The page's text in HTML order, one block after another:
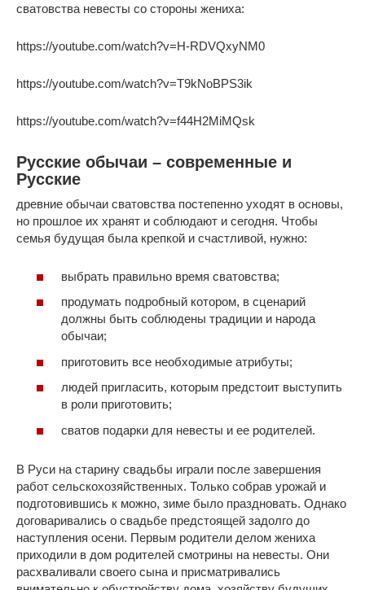
сватовства невесты со стороны жениха:
https://youtube.com/watch?v=H-RDVQxyNM0
https://youtube.com/watch?v=T9kNoBPS3ik
https://youtube.com/watch?v=f44H2MiMQsk
Русские обычаи – современные и
Русские
древние обычаи сватовства постепенно уходят в основы,
но прошлое их хранят и соблюдают и сегодня. Чтобы
семья будущая была крепкой и счастливой, нужно:
выбрать правильно время сватовства;
продумать подробный котором, в сценарий
должны быть соблюдены традиции и народа
обычаи;
приготовить все необходимые атрибуты;
людей пригласить, которым предстоит выступить
в роли приготовить;
сватов подарки для невесты и ее родителей.
В Руси на старину свадьбы играли после завершения
работ сельскохозяйственных. Только собрав урожай и
подготовившись к можно, зиме было праздновать. Однако
договаривались о свадьбе предстоящей задолго до
наступления осени. Первым родители делом жениха
приходили в дом родителей смотрины на невесты. Они
расхваливали своего сына и присматривались